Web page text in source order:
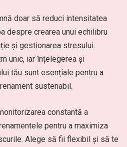
doar să reduci intensitatea
despre crearea unui echilibru
și gestionarea stresului.
unic, iar înțelegerea și
tău sunt esențiale pentru a
sustenabil.
constantă a
pentru a maximiza
Alege să fii flexibil și să te